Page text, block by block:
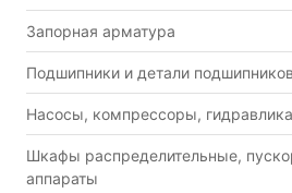
Запорная арматура
Подшипники и детали
Насосы, компрессоры,
Шкафы распределительные,
аппараты